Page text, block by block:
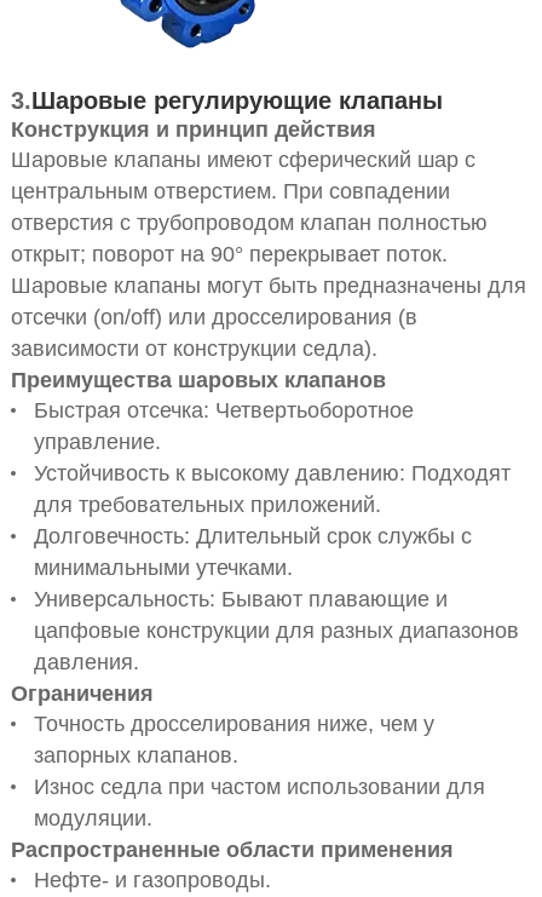
3.Шаровые регулирующие клапаны
Конструкция и принцип действия
Шаровые клапаны имеют сферический шар с
центральным отверстием. При совпадении
отверстия с трубопроводом клапан полностью
открыт; поворот на 90° перекрывает поток.
Шаровые клапаны могут быть предназначены для
отсечки (on/off) или дросселирования (в
зависимости от конструкции седла).
Преимущества шаровых клапанов
Быстрая отсечка: Четвертьоборотное
управление.
Устойчивость к высокому давлению: Подходят
для требовательных приложений.
Долговечность: Длительный срок службы с
минимальными утечками.
Универсальность: Бывают плавающие и
цапфовые конструкции для разных диапазонов
давления.
Ограничения
Точность дросселирования ниже, чем у
запорных клапанов.
Износ седла при частом использовании для
модуляции.
Распространенные области применения
Нефте- и газопроводы.